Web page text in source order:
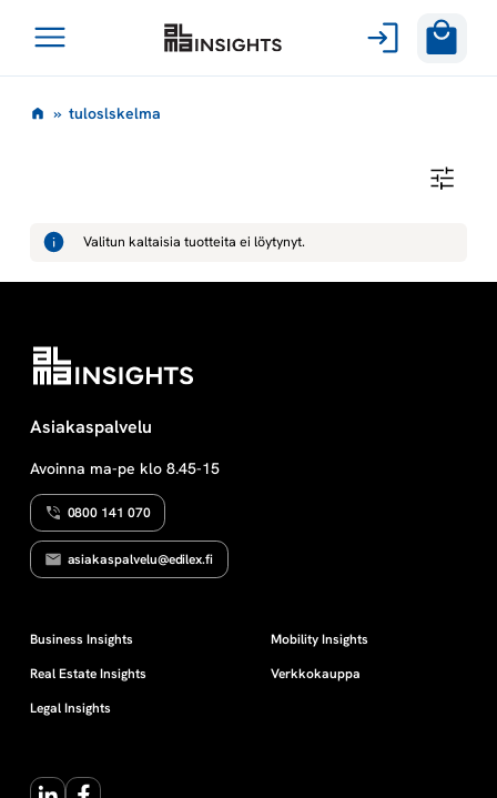
sisältöön
Avaa
t
o
s
l
s
k
e
m
a
» tuloslskelma
O
S
S
M
A
Valitun kaltaisia tuotteita ei löytynyt.
Asiakaspalvelu
Avoinna ma-pe klo 8.45-15
0800 141 070
asiakaspalvelu@edilex.fi
Business Insights
Real Estate Insights
Legal Insights
Mobility Insights
Verkkokauppa
LinkedInFacebook